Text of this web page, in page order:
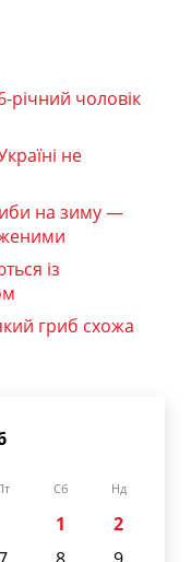
чоловік
не
на зиму —
із
гриб схожа
Сб Нд
1
2